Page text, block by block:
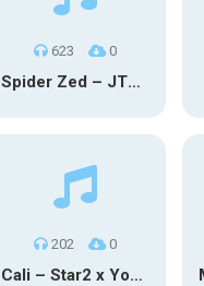
623 0
Spider Zed – JTM OU TG
202 0
Cali – Star2 x Young Henny